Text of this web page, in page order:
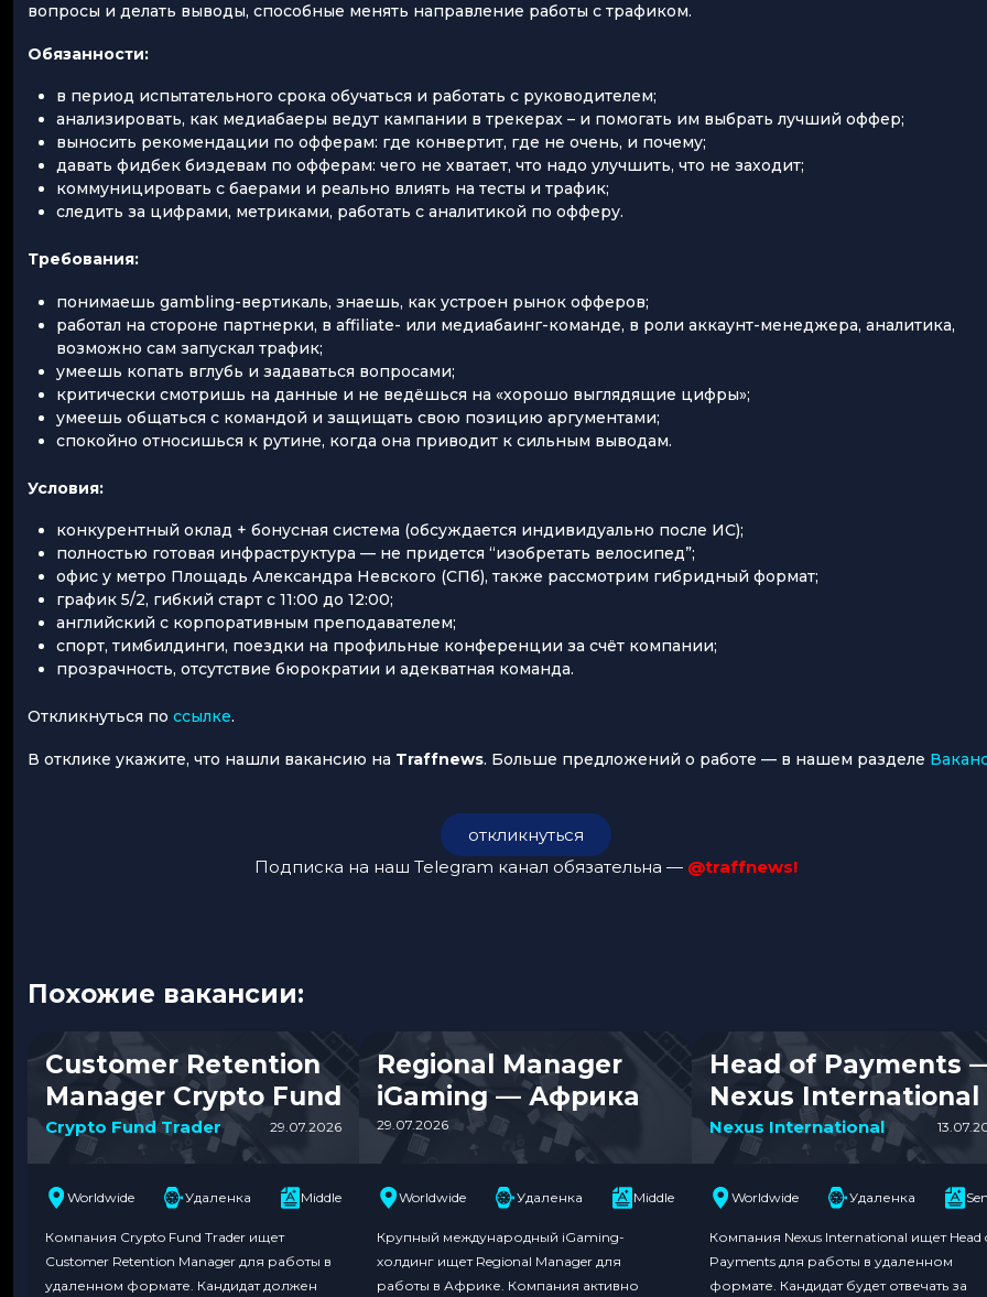
вопросы и делать выводы, способные менять направление работы с трафиком.
Обязанности:
в период испытательного срока обучаться и работать с руководителем;
анализировать, как медиабаеры ведут кампании в трекерах – и помогать им выбрать лучший оффер;
выносить рекомендации по офферам: где конвертит, где не очень, и почему;
давать фидбек биздевам по офферам: чего не хватает, что надо улучшить, что не заходит;
коммуницировать с баерами и реально влиять на тесты и трафик;
следить за цифрами, метриками, работать с аналитикой по офферу.
Требования:
понимаешь gambling-вертикаль, знаешь, как устроен рынок офферов;
работал на стороне партнерки, в affiliate- или медиабаинг-команде, в роли аккаунт-менеджера, аналитика,
возможно сам запускал трафик;
умеешь копать вглубь и задаваться вопросами;
критически смотришь на данные и не ведёшься на «хорошо выглядящие цифры»;
умеешь общаться с командой и защищать свою позицию аргументами;
спокойно относишься к рутине, когда она приводит к сильным выводам.
Условия:
конкурентный оклад + бонусная система (обсуждается индивидуально после ИС);
полностью готовая инфраструктура — не придется “изобретать велосипед”;
офис у метро Площадь Александра Невского (СПб), также рассмотрим гибридный формат;
график 5/2, гибкий старт с 11:00 до 12:00;
английский с корпоративным преподавателем;
спорт, тимбилдинги, поездки на профильные конференции за счёт компании;
прозрачность, отсутствие бюрократии и адекватная команда.
Откликнуться по ссылке.
В отклике укажите, что нашли вакансию на Traffnews. Больше предложений о работе — в нашем разделе
откликнуться
Подписка на наш Telegram канал обязательна — @traffnews!
Похожие вакансии:
Customer Retention
Manager Crypto Fund
Crypto Fund Trader 29.07.2026
Worldwide Удаленка Middle
Компания Crypto Fund Trader ищет
Customer Retention Manager для работы в
удаленном формате. Кандидат должен
Regional Manager
iGaming — Африка
29.07.2026
Worldwide Удаленка Middle
Крупный международный iGaming-
холдинг ищет Regional Manager для
работы в Африке. Компания активно
Head of Payments
Nexus International
Nexus International
Worldwide Удаленка
Компания Nexus International ищет Head
Payments для работы в удаленном
формате. Кандидат будет отвечать за